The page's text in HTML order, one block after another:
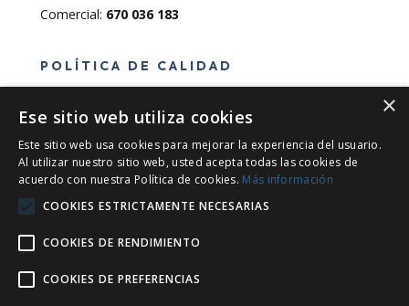
Comercial: 670 036 183
POLÍTICA DE CALIDAD
INFORMACIÓN LEGAL
Financiado por la Unión Europea – NextGenerationEU
×
Ese sitio web utiliza cookies
Este sitio web usa cookies para mejorar la experiencia del usuario.
Al utilizar nuestro sitio web, usted acepta todas las cookies de
acuerdo con nuestra Política de cookies. Más información
COOKIES ESTRICTAMENTE NECESARIAS
COOKIES DE RENDIMIENTO
COOKIES DE PREFERENCIAS